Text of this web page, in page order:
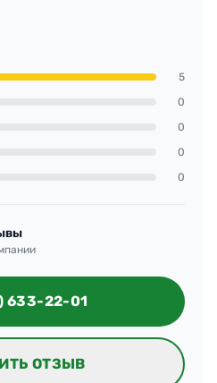
санузел,
рабочие
ручки. Пунктуальность
качество тоже на
5
0
0
0
0
633-22-01
ОТЗЫВ